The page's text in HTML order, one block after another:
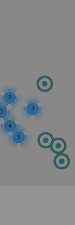
3
3
3
4
2